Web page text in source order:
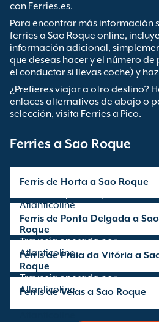
con Ferries.es.
Para encontrar más información
ferries a Sao Roque online,
información adicional,
que deseas hacer y el número
el conductor si llevas coche) y
¿Prefieres viajar a otro destino?
enlaces alternativos de abajo o
selección, visita Ferries a Pico.
Ferries a Sao Roque
Ferris de Horta a Sao Roque
Atlanticoline
Ferris de Ponta Delgada a Sao
Roque
Travesía operada por
Atlanticoline
Ferris de Praia da Vitória a
Roque
Travesía operada por
Atlanticoline
Ferris de Velas a Sao Roque